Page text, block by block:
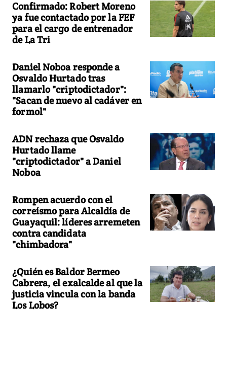
Confirmado: Robert Moreno
ya fue contactado por la FEF
para el cargo de entrenador
de La Tri
Daniel Noboa responde a
Osvaldo Hurtado tras
llamarlo "criptodictador":
"Sacan de nuevo al cadáver en
formol"
ADN rechaza que Osvaldo
Hurtado llame
"criptodictador" a Daniel
Noboa
Rompen acuerdo con el
correísmo para Alcaldía de
Guayaquil: líderes arremeten
contra candidata
"chimbadora"
¿Quién es Baldor Bermeo
Cabrera, el exalcalde al que la
justicia vincula con la banda
Los Lobos?